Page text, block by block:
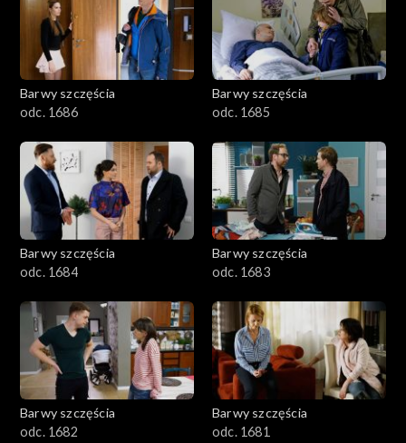
782–800
Barwy szczęścia
odc. 1686
Barwy szczęścia
odc. 1685
Barwy szczęścia
odc. 1684
Barwy szczęścia
odc. 1683
Barwy szczęścia
odc. 1682
Barwy szczęścia
odc. 1681